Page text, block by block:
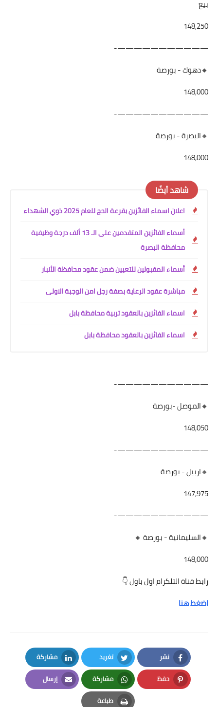
بيع
148,250
———————————-
🔸دهوك - بورصة
148,000
———————————-
🔸البصرة - بورصة
148,000
شاهد أيضًا
اعلان اسماء الفائزين بقرعة الحج للعام 2025 ذوي الشهداء
أسماء الفائزين المتقدمين على الـ 13 ألف درجة وظيفية
محافظة البصرة
أسماء المقبولين للتعيين ضمن عقود محافظة الأنبار
مباشرة عقود الرعاية بصفة رجل امن الوجبة الاولى
اسماء الفائزين بالعقود تربية محافظة بابل
اسماء الفائزين بالعقود محافظة بابل
———————————-
🔸الموصل -بورصة
148,050
———————————-
🔸اربيل - بورصة
147,975
———————————-
🔸السليمانية - بورصة 🔸
148,000
رابط قناة التلكرام اول باول 👇
اضغط هنا
نشر
Facebook
تغريد
Twitter
مشاركة
LinkedIn
حفظ
Pinterest
مشاركة
Whatsapp
إرسال
Email
طباعة